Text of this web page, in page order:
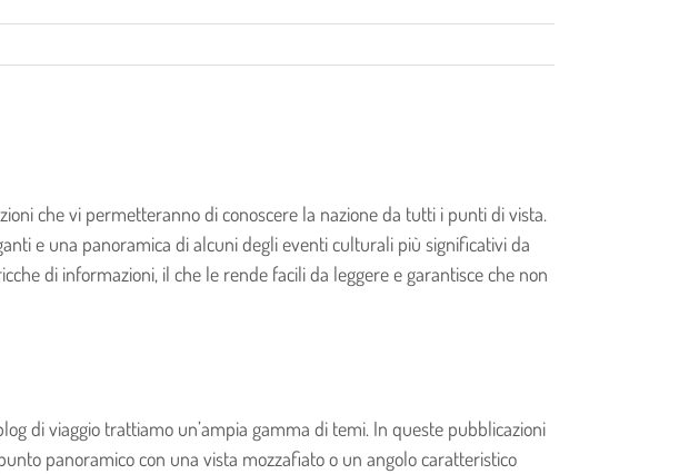
che vi permetteranno di conoscere la nazione da tutti i punti di vista.
e una panoramica di alcuni degli eventi culturali più significativi da
di informazioni, il che le rende facili da leggere e garantisce che non
di viaggio trattiamo un’ampia gamma di temi. In queste pubblicazioni
panoramico con una vista mozzafiato o un angolo caratteristico